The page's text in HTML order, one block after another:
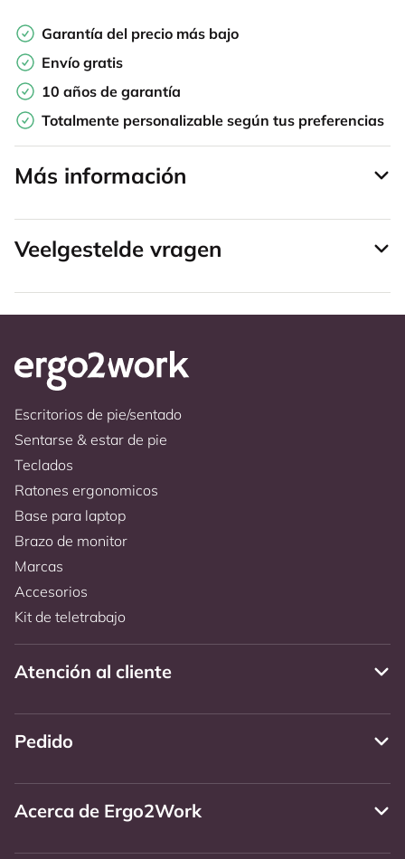
Garantía del precio más bajo
Envío gratis
10 años de garantía
Totalmente personalizable según tus preferencias
Más información
Veelgestelde vragen
Escritorios de pie/sentado
Sentarse & estar de pie
Teclados
Ratones ergonomicos
Base para laptop
Brazo de monitor
Marcas
Accesorios
Kit de teletrabajo
Atención al cliente
Pedido
Acerca de Ergo2Work